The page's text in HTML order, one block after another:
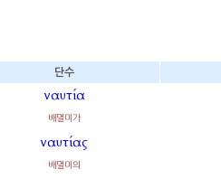
단수
ναυτία
배멀미가
ναυτίας
배멀미의